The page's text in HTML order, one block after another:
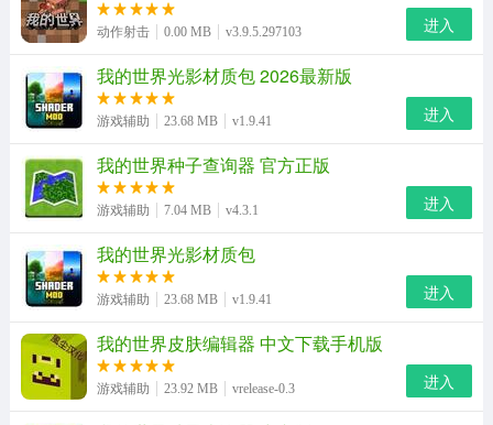
不同的整合套餐有不同的主题，如技术生存、魔幻冒险、
动作射击 0.00 MB v3.9.5.297103 进入
我的世界光影材质包 2026最新版
游戏辅助 23.68 MB v1.9.41 进入
我的世界种子查询器 官方正版
游戏辅助 7.04 MB v4.3.1 进入
我的世界光影材质包
游戏辅助 23.68 MB v1.9.41 进入
我的世界皮肤编辑器 中文下载手机版
游戏辅助 23.92 MB vrelease-0.3 进入